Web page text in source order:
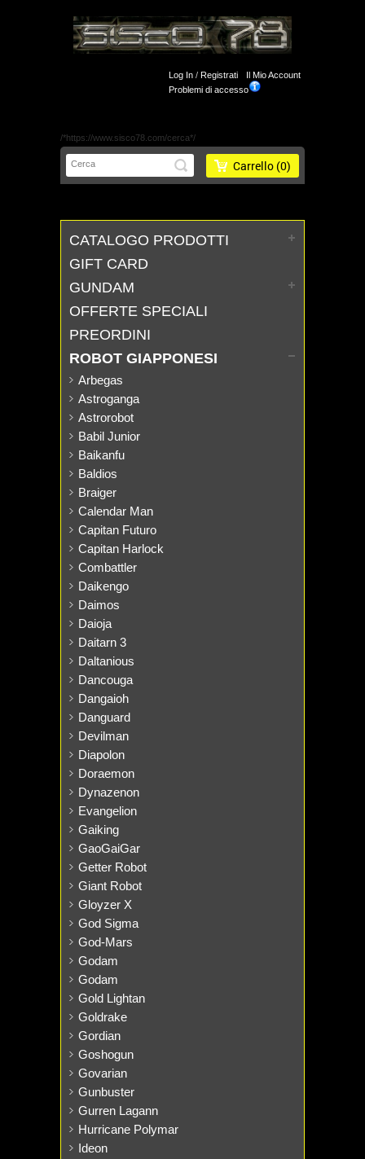
/*https://www.sisco78.com/cerca*/
Log In / Registrati
Il Mio Account
Problemi di accesso
Carrello (0)
CATALOGO PRODOTTI
GIFT CARD
GUNDAM
OFFERTE SPECIALI
PREORDINI
ROBOT GIAPPONESI
Arbegas
Astroganga
Astrorobot
Babil Junior
Baikanfu
Baldios
Braiger
Calendar Man
Capitan Futuro
Capitan Harlock
Combattler
Daikengo
Daimos
Daioja
Daitarn 3
Daltanious
Dancouga
Dangaioh
Danguard
Devilman
Diapolon
Doraemon
Dynazenon
Evangelion
Gaiking
GaoGaiGar
Getter Robot
Giant Robot
Gloyzer X
God Sigma
God-Mars
Godam
Godam
Gold Lightan
Goldrake
Gordian
Goshogun
Govarian
Gunbuster
Gurren Lagann
Hurricane Polymar
Ideon